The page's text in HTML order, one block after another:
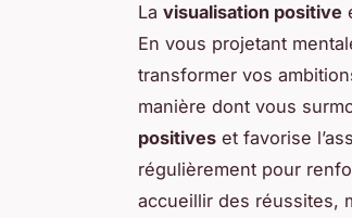
La visualisation positive
En vous projetant
transformer vos
manière dont vous
positives et favorise
régulièrement pour
accueillir des réussites,